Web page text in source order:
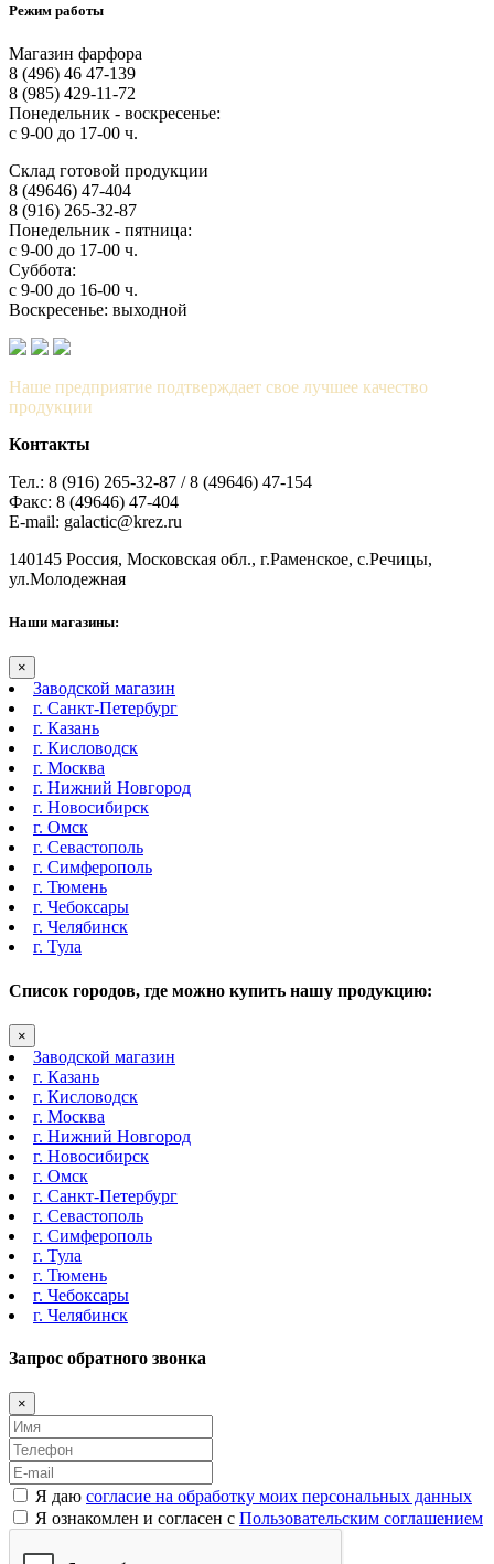
Режим работы
Магазин фарфора
8 (496) 46 47-139
8 (985) 429-11-72
Понедельник - воскресенье:
с 9-00 до 17-00 ч.
Склад готовой продукции
8 (49646) 47-404
8 (916) 265-32-87
Понедельник - пятница:
с 9-00 до 17-00 ч.
Суббота:
с 9-00 до 16-00 ч.
Воскресенье: выходной
Наше предприятие подтверждает свое лучшее качество
продукции
Контакты
Тел.: 8 (916) 265-32-87 / 8 (49646) 47-154
Факс: 8 (49646) 47-404
E-mail: galactic@krez.ru
140145 Россия, Московская обл., г.Раменское, с.Речицы,
ул.Молодежная
Наши магазины:
×
Заводской магазин
г. Санкт-Петербург
г. Казань
г. Кисловодск
г. Москва
г. Нижний Новгород
г. Новосибирск
г. Омск
г. Севастополь
г. Симферополь
г. Тюмень
г. Чебоксары
г. Челябинск
г. Тула
Список городов, где можно купить нашу продукцию:
×
Заводской магазин
г. Казань
г. Кисловодск
г. Москва
г. Нижний Новгород
г. Новосибирск
г. Омск
г. Санкт-Петербург
г. Севастополь
г. Симферополь
г. Тула
г. Тюмень
г. Чебоксары
г. Челябинск
Запрос обратного звонка
×
Я даю согласие на обработку моих персональных данных
Я ознакомлен и согласен с Пользовательским соглашением